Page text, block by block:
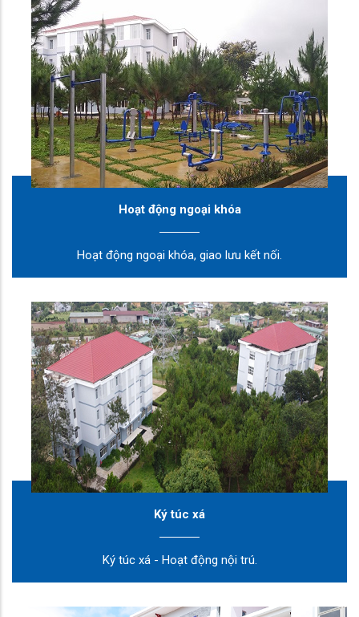
Hoạt động ngoại khóa
Hoạt động ngoại khóa, giao lưu kết nối.
Ký túc xá
Ký túc xá - Hoạt động nội trú.